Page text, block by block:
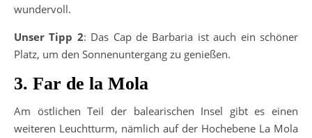
wundervoll.
Unser Tipp 2: Das Cap de Barbaria ist auch ein schöner
Platz, um den Sonnenuntergang zu genießen.
3. Far de la Mola
Am östlichen Teil der balearischen Insel gibt es einen
weiteren Leuchtturm, nämlich auf der Hochebene La Mola